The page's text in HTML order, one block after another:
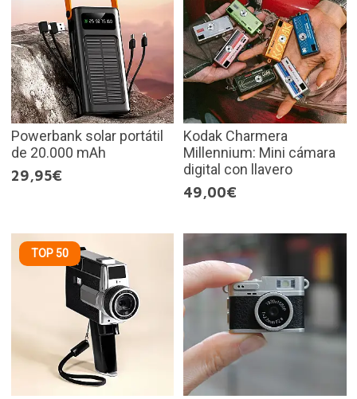
Powerbank solar portátil
de 20.000 mAh
29,95€
Kodak Charmera
Millennium: Mini cámara
digital con llavero
49,00€
TOP 50